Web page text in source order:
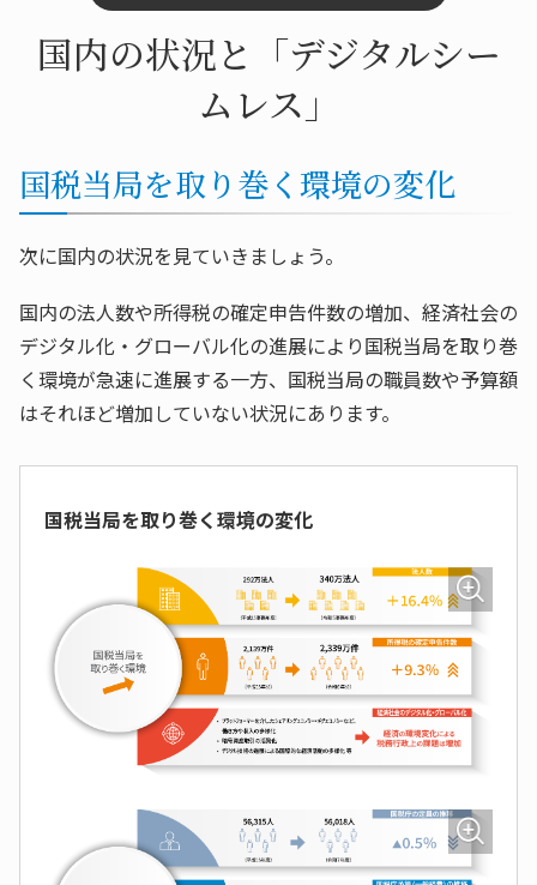
国内の状況と「デジタルシー
ムレス」
国税当局を取り巻く環境の変化
次に国内の状況を見ていきましょう。
国内の法人数や所得税の確定申告件数の増加、経済社会の
デジタル化・グローバル化の進展により国税当局を取り巻
く環境が急速に進展する一方、国税当局の職員数や予算額
はそれほど増加していない状況にあります。
国税当局を取り巻く環境の変化